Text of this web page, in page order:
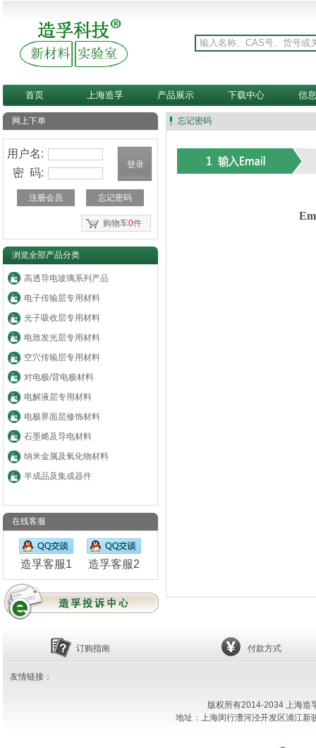
首页 上海造孚 产品展示 下载中心 信
网上下单
用户名:
密 码:
注册会员 忘记密码
购物车0件
浏览全部产品分类
高透导电玻璃系列产品
电子传输层专用材料
光子吸收层专用材料
电致发光层专用材料
空穴传输层专用材料
对电极/背电极材料
电解液层专用材料
电极界面层修饰材料
石墨烯及导电材料
纳米金属及氧化物材料
半成品及集成器件
在线客服
造孚客服1 造孚客服2
忘记密码
订购指南 付款方式
友情链接：
版权所有2014-2034 上海造
地址：上海闵行漕河泾开发区浦江